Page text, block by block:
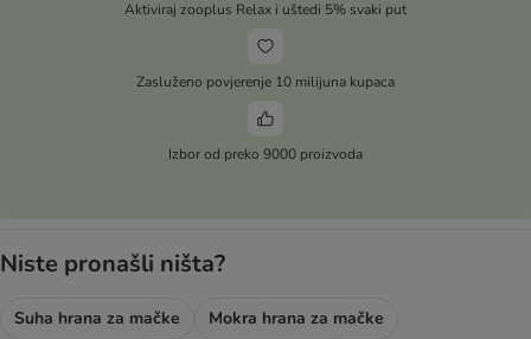
Aktiviraj zooplus Relax i uštedi 5% svaki put
Zasluženo povjerenje 10 milijuna kupaca
Izbor od preko 9000 proizvoda
Niste pronašli ništa?
Suha hrana za mačke
Mokra hrana za mačke